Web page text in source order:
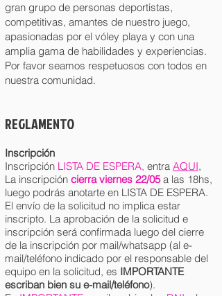
gran grupo de personas deportistas,
competitivas, amantes de nuestro juego,
apasionadas por el vóley playa y con una
amplia gama de habilidades y experiencias.
Por favor seamos respetuosos con todos en
nuestra comunidad.
REGLAMENTO
Inscripción
Inscripción LISTA DE ESPERA, entra AQUI,
La inscripción cierra viernes 22/05 a las 18hs,
luego podrás anotarte en LISTA DE ESPERA.
El envío de la solicitud no implica estar
inscripto. La aprobación de la solicitud e
inscripción será confirmada luego del cierre
de la inscripción por mail/whatsapp (al e-
mail/teléfono indicado por el responsable del
equipo en la solicitud, es IMPORTANTE
escriban bien su e-mail/teléfono).